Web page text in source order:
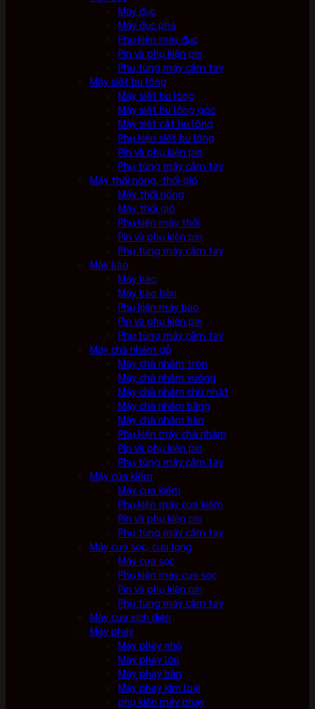
Máy đục
Máy đục phá
Phụ kiện máy đục
Pin và phụ kiện pin
Phụ tùng máy cầm tay
Máy siết bu lông
Máy siết bu lông
Máy siết bu lông góc
Máy siết cắt bu lông
Phụ kiện siết bu lông
Pin và phụ kiện pin
Phụ tùng máy cầm tay
Máy thổi nóng, thổi gió
Máy thổi nóng
Máy thổi gió
Phụ kiện máy thổi
Pin và phụ kiện pin
Phụ tùng máy cầm tay
Máy bào
Máy bào
Máy bào bàn
Phụ kiện máy bào
Pin và phụ kiện pin
Phụ tùng máy cầm tay
Máy chà nhám gỗ
Máy chà nhám tròn
Máy chà nhám vuông
Máy chà nhám chữ nhật
Máy chà nhám băng
Máy chà nhám bàn
Phụ kiện máy chà nhám
Pin và phụ kiện pin
Phụ tùng máy cầm tay
Máy cưa kiếm
Máy cưa kiếm
Phụ kiện máy cưa kiếm
Pin và phụ kiện pin
Phụ tùng máy cầm tay
Máy cưa sọc, cưa lọng
Máy cưa sọc
Phụ kiện máy cưa sọc
Pin và phụ kiện pin
Phụ tùng máy cầm tay
Máy cưa xích điện
Máy phay
Máy phay nhỏ
Máy phay lớn
Máy phay bàn
Máy phay kim loại
phụ kiện máy phay